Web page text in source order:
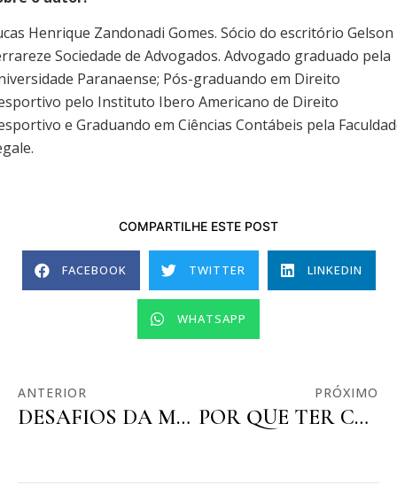
Henrique Zandonadi Gomes. Sócio do escritório Gelson
Sociedade de Advogados. Advogado graduado pela
Paranaense; Pós-graduando em Direito
pelo Instituto Ibero Americano de Direito
e Graduando em Ciências Contábeis pela
COMPARTILHE ESTE POST
FACEBOOK TWITTER LINKEDIN
WHATSAPP
ANTERIOR
DESAFIOS DA MULHER NO MERCADO DE TRABALHO
PRÓXIMO
POR QUE TER COMPLIANCE TRABALHISTA?